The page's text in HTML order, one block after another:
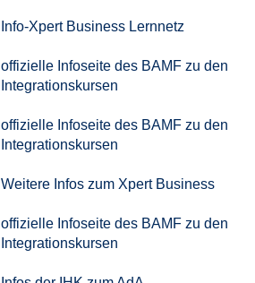
Info-Xpert Business Lernnetz
offizielle Infoseite des BAMF zu den
Integrationskursen
offizielle Infoseite des BAMF zu den
Integrationskursen
Weitere Infos zum Xpert Business
offizielle Infoseite des BAMF zu den
Integrationskursen